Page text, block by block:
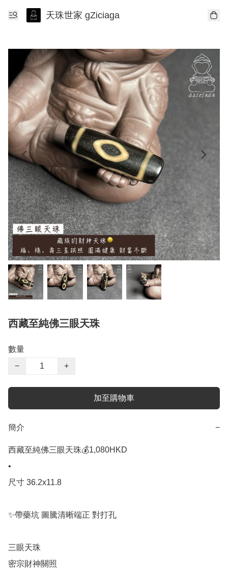
天珠世家 gZiciaga
西藏至純佛三眼天珠
數量
−
+
加至購物車
簡介 −
西藏至純佛三眼天珠💰1,080HKD
•
尺寸 36.2x11.8
✨帶藥坑 圖騰清晰端正 對打孔
三眼天珠
密宗財神關照